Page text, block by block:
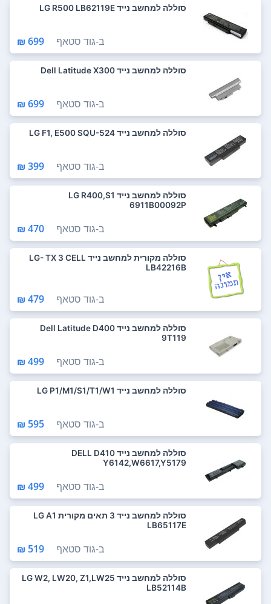
סוללה למחשב נייד LG R500 LB62119E
ב-גוד סטאף 699 ₪
סוללה למחשב נייד Dell Latitude X300
ב-גוד סטאף 699 ₪
סוללה למחשב נייד LG F1, E500 SQU-524
ב-גוד סטאף 399 ₪
סוללה למחשב נייד LG R400,S1
6911B00092P
ב-גוד סטאף 470 ₪
סוללה מקורית למחשב נייד LG- TX 3 CELL
LB42216B
ב-גוד סטאף 479 ₪
סוללה למחשב נייד Dell Latitude D400
9T119
ב-גוד סטאף 499 ₪
סוללה למחשב נייד LG P1/M1/S1/T1/W1
ב-גוד סטאף 595 ₪
סוללה למחשב נייד DELL D410
Y6142,W6617,Y5179
ב-גוד סטאף 499 ₪
סוללה למחשב נייד 3 תאים מקורית LG A1
LB65117E
ב-גוד סטאף 519 ₪
סוללה למחשב נייד LG W2, LW20, Z1,LW25
LB52114B